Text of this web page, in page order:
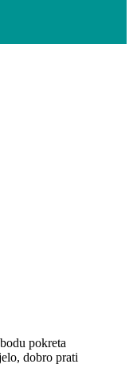
pokreta
dobro prati